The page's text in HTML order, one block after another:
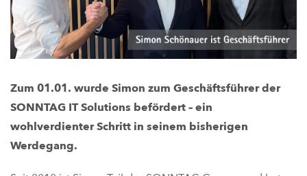
Zum 01.01. wurde Simon zum Geschäftsführer der
SONNTAG IT Solutions befördert – ein
wohlverdienter Schritt in seinem bisherigen
Werdegang.